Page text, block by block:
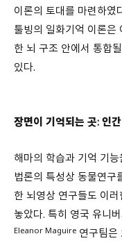
이론의 토대를 마련하였
툴빙의 일화기억 이론은
한 뇌 구조 안에서 통합
있다.
장면이 기억되는 곳: 인
해마의 학습과 기억 기
법론의 특성상 동물연구
한 뇌영상 연구들도 이
놓았다. 특히 영국 유니
Eleanor Maguire 연구팀은